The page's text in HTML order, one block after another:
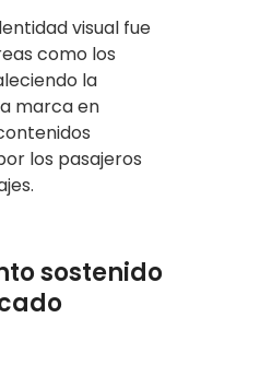
visual fue
como los
la
marca en
los pasajeros
sostenido